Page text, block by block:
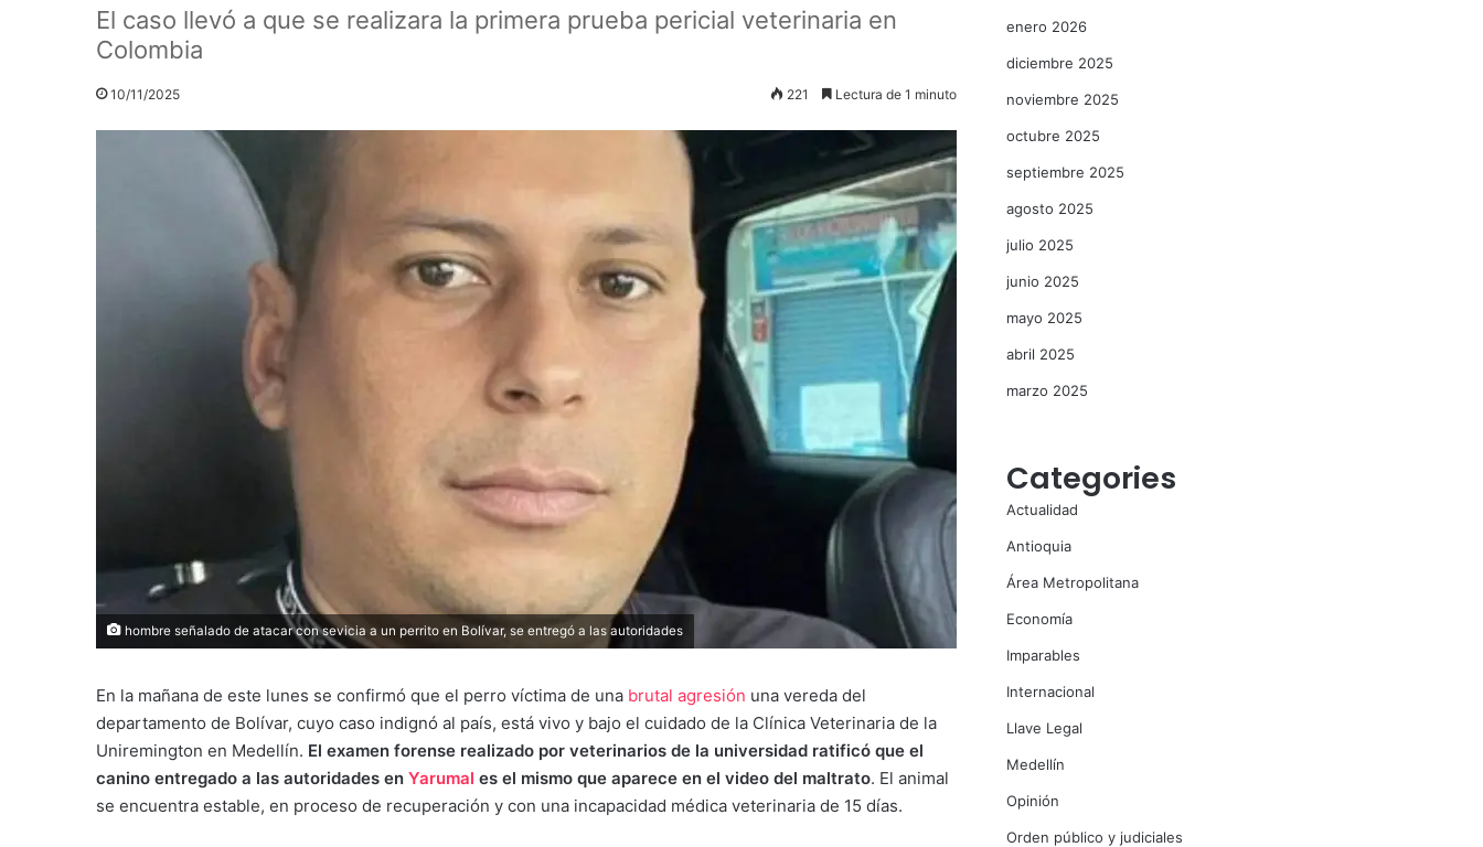
El caso llevó a que se realizara la primera prueba pericial veterinaria en
Colombia
10/11/2025 221 Lectura de 1 minuto
hombre señalado de atacar con sevicia a un perrito en Bolívar, se entregó a las autoridades
En la mañana de este lunes se confirmó que el perro víctima de una brutal agresión una vereda del
departamento de Bolívar, cuyo caso indignó al país, está vivo y bajo el cuidado de la Clínica Veterinaria de la
Uniremington en Medellín. El examen forense realizado por veterinarios de la universidad ratificó que el
canino entregado a las autoridades en Yarumal es el mismo que aparece en el video del maltrato. El animal
se encuentra estable, en proceso de recuperación y con una incapacidad médica veterinaria de 15 días.
enero 2026
diciembre 2025
noviembre 2025
octubre 2025
septiembre 2025
agosto 2025
julio 2025
junio 2025
mayo 2025
abril 2025
marzo 2025
Categories
Actualidad
Antioquia
Área Metropolitana
Economía
Imparables
Internacional
Llave Legal
Medellín
Opinión
Orden público y judiciales